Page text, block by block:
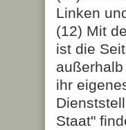
Linken
(12) Mit
ist die
ihr
Staat"